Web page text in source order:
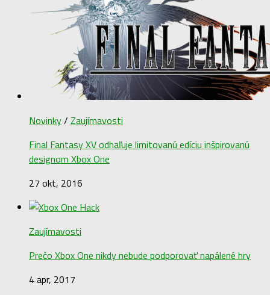
Novinky/ Zaujímavosti
Final Fantasy XV odhaľuje limitovanú edíciu inšpirovanú
designom Xbox One
27 okt, 2016
Zaujímavosti
Prečo Xbox One nikdy nebude podporovať napálené hry
4 apr, 2017